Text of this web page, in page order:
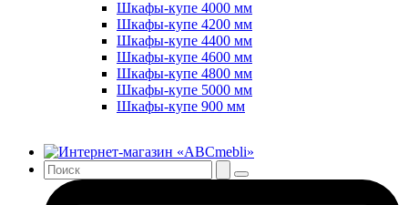
Шкафы-купе 4000 мм
Шкафы-купе 4200 мм
Шкафы-купе 4400 мм
Шкафы-купе 4600 мм
Шкафы-купе 4800 мм
Шкафы-купе 5000 мм
Шкафы-купе 900 мм